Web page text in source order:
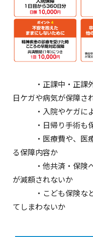
・正課中・正課外
日ケガや病気が保障さ
・入院やケガによ
・日帰り手術も保
・医療費や、医療
る保障内容か
・他共済・保険へ
が減額されないか
・こども保険など
てしまわないか